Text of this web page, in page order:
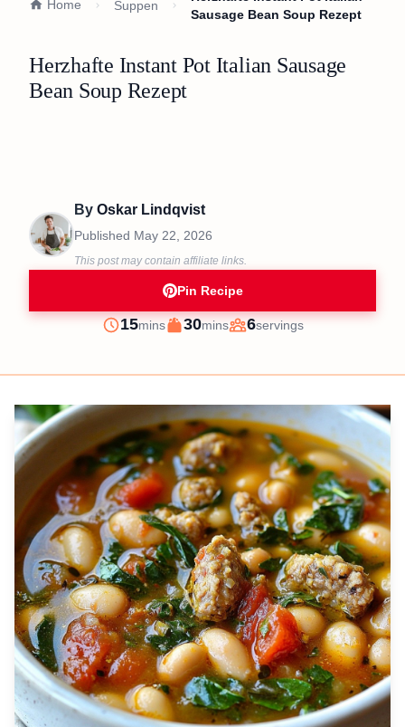
Home Suppen
Sausage Bean Soup Rezept
Herzhafte Instant Pot Italian Sausage
Bean Soup Rezept
By Oskar Lindqvist
Published May 22, 2026
This post may contain affiliate links.
Pin Recipe
Prep
15minutes
mins
Cook
30minutes
mins
Servings
6servings